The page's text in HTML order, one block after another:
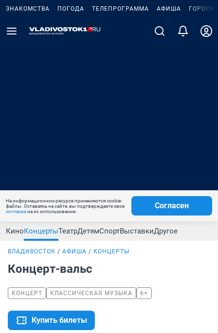
ЗНАКОМСТВА ПОГОДА ТЕЛЕПРОГРАММА АФИША
На информационном ресурсе применяются cookie-
файлы. Оставаясь на сайте, вы подтверждаете свое
согласиена их использование.
Согласен
КиноКонцертыТеатрДетямСпортВыставкиДругое
ВЛАДИВОСТОК АФИША КОНЦЕРТЫ
Концерт-вальс
КОНЦЕРТ КЛАССИЧЕСКАЯ МУЗЫКА 6+
Купить билеты